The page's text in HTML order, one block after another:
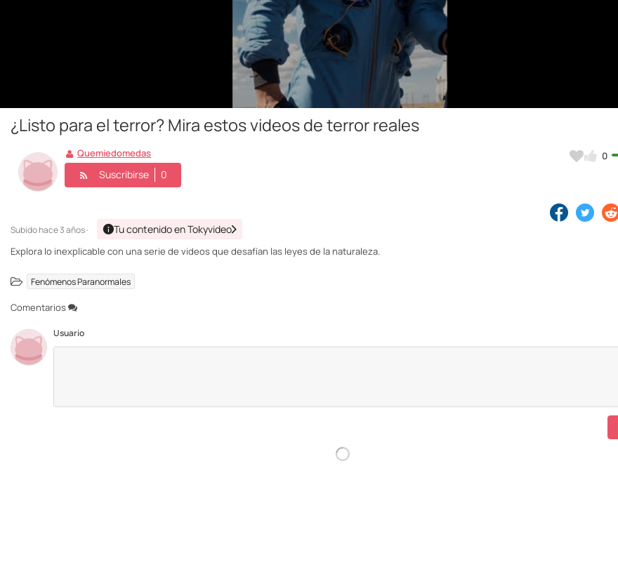
¿Listo para el terror? Mira estos videos de terror reales
0
Quemiedomedas
Suscribirse 0
Subidohace 3 años · Tu contenido en Tokyvideo
Explora lo inexplicable con una serie de videos que desafían las leyes de la naturaleza.
Fenómenos Paranormales
Comentarios
Usuario